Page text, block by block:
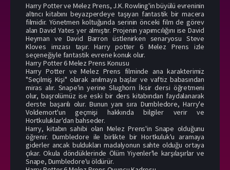
Harry Potter ve Melez Prens, J.K. Rowling'in büyülü evreninin
altıncı kitabını beyazperdeye taşıyan fantastik bir macera
filmidir. Yönetmen koltuğunda serinin önceki film de görev
alan David Yates yer almıştır. Projenin yapımcılığını ise David
Heyman ve David Barron üstlenirken senaryosu Steve
Kloves imzası taşır. Harry potter 6 Melez Prens izle
seçeneğiyle fantastik evrene konuk olur.
Harry Potter 6 Melez Prens Konusu
Harry Potter ve Melez Prens filminde ana karakterimiz
"Seçilmiş Kişi" olarak anılmaya başlar ve vaftiz babasından
miras alır. Snape'in yerine Slughorn İksir dersi öğretmeni
olur, başrolümüz ise eski bir ders kitabından faydalanarak
derste başarılı olur. Bunun yanı sıra Dumbledore, Harry'e
Voldemort'un geçmişi hakkında bilgiler verir ve
Hortkuluklar'dan bahseder.
Harry, kitabın sahibi olan Melez Prens'in Snape olduğunu
öğrenir. Dumbledore ile birlikte bir Hortkuluk'u aramaya
giderler ancak buldukları madalyonun sahte olduğu ortaya
çıkar. Okula döndüklerinde Ölüm Yiyenler'le karşılaşırlar ve
Snape, Dumbledore'u öldürür.